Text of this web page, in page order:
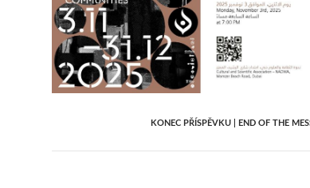
KONEC PŘÍSPĚVKU | END OF THE